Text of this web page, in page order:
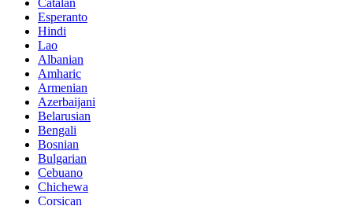
Esperanto
Hindi
Lao
Albanian
Amharic
Armenian
Azerbaijani
Belarusian
Bengali
Bosnian
Bulgarian
Cebuano
Chichewa
Corsican